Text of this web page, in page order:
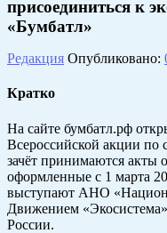
присоединиться к
«Бумбатл»
Редакция Опубликовано:
Кратко
На сайте бумбатл.рф
Всероссийской акции по
зачёт принимаются акты
оформленные с 1 марта
выступают АНО
Движением
России.